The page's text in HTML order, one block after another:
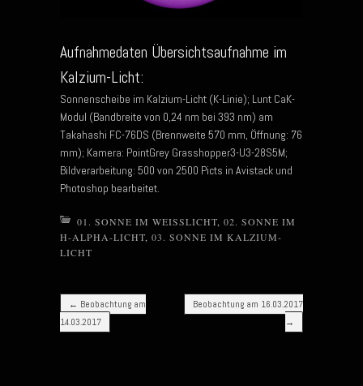
Aufnahmedaten Übersichtsaufnahme im
Kalzium-Licht:
Sonnenscheibe im Kalzium-Licht (K-Linie); Lunt CaK-
Modul (Bandbreite von 0,24 nm bei 393 nm) am
Takahashi FC-76DS (Brennweite 570 mm, Öffnung: 76
mm); Kamera: PointGrey Grasshopper3-U3-28S5M;
Bildverarbeitung: 500 von 2500 Picts in Avistack und
Photoshop bearbeitet.
01. SONNE IM WEISSLICHT 02. SONNE IM
H-ALPHA-LICHT 03. SONNE IM KALZIUM-
LICHT
Post navigation
← Beobachtung am
14.03.2017
Beobachtung am 16.03.2017
→